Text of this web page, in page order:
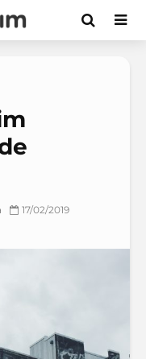
17/02/2019